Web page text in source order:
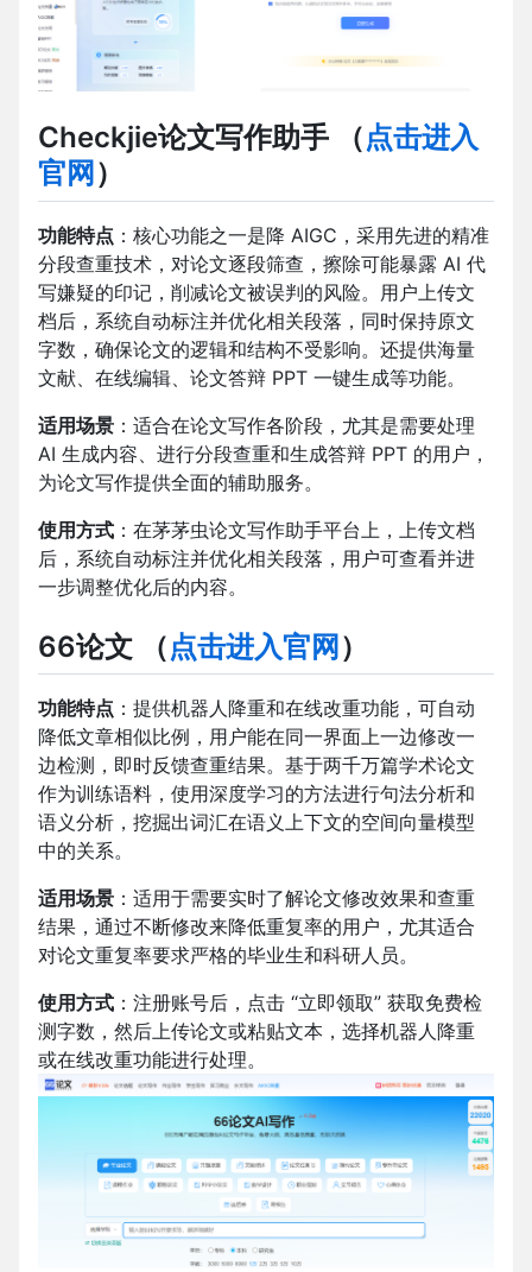
Checkjie论文写作助手 （点击进入
官网 ）
功能特点 ：核心功能之一是降 AIGC，采用先进的精准
分段查重技术，对论文逐段筛查，擦除可能暴露 AI 代
写嫌疑的印记，削减论文被误判的风险。用户上传文
档后，系统自动标注并优化相关段落，同时保持原文
字数，确保论文的逻辑和结构不受影响。还提供海量
文献、在线编辑、论文答辩 PPT 一键生成等功能。
适用场景 ：适合在论文写作各阶段，尤其是需要处理
AI 生成内容、进行分段查重和生成答辩 PPT 的用户，
为论文写作提供全面的辅助服务。
使用方式 ：在茅茅虫论文写作助手平台上，上传文档
后，系统自动标注并优化相关段落，用户可查看并进
一步调整优化后的内容。
66论文 （点击进入官网）
功能特点 ：提供机器人降重和在线改重功能，可自动
降低文章相似比例，用户能在同一界面上一边修改一
边检测，即时反馈查重结果。基于两千万篇学术论文
作为训练语料，使用深度学习的方法进行句法分析和
语义分析，挖掘出词汇在语义上下文的空间向量模型
中的关系。
适用场景 ：适用于需要实时了解论文修改效果和查重
结果，通过不断修改来降低重复率的用户，尤其适合
对论文重复率要求严格的毕业生和科研人员。
使用方式 ：注册账号后，点击 “立即领取” 获取免费检
测字数，然后上传论文或粘贴文本，选择机器人降重
或在线改重功能进行处理。